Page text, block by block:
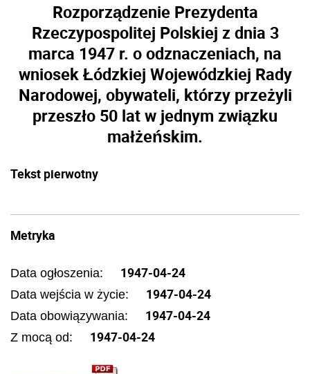
Rozporządzenie Prezydenta
Rzeczypospolitej Polskiej z dnia 3
marca 1947 r. o odznaczeniach, na
wniosek Łódzkiej Wojewódzkiej Rady
Narodowej, obywateli, którzy przeżyli
przeszło 50 lat w jednym związku
małżeńskim.
Tekst pierwotny
Metryka
Data ogłoszenia: 1947-04-24
Data wejścia w życie: 1947-04-24
Data obowiązywania: 1947-04-24
Z mocą od: 1947-04-24